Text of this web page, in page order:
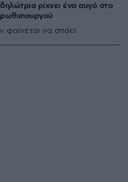
ρίχνει ένα αυγό στο
να σπάει